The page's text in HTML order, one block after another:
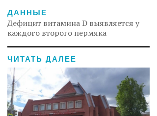
ДАННЫЕ
Дефицит витамина D выявляется у
каждого второго пермяка
ЧИТАТЬ ДАЛЕЕ